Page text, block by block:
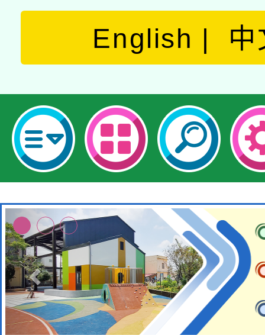
English 中
本校115學年度第2次